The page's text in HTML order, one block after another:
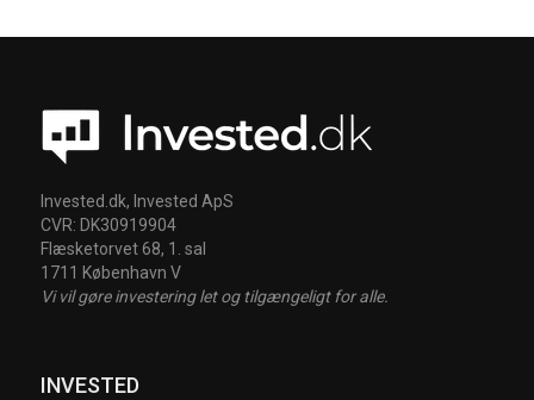
Invested.dk, Invested ApS
CVR: DK30919904
Flæsketorvet 68, 1. sal
1711 København V
Vi vil gøre investering let og tilgængeligt for alle.
INVESTED